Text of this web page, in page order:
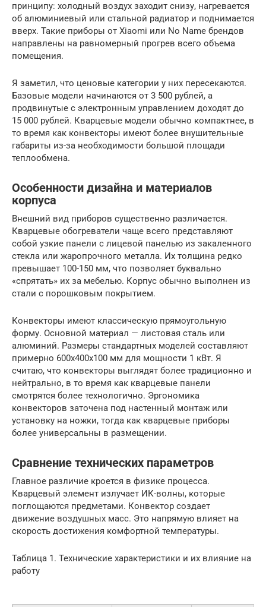
принципу: холодный воздух заходит снизу, нагревается
об алюминиевый или стальной радиатор и поднимается
вверх. Такие приборы от Xiaomi или No Name брендов
направлены на равномерный прогрев всего объема
помещения.
Я заметил, что ценовые категории у них пересекаются.
Базовые модели начинаются от 3 500 рублей, а
продвинутые с электронным управлением доходят до
15 000 рублей. Кварцевые модели обычно компактнее, в
то время как конвекторы имеют более внушительные
габариты из-за необходимости большой площади
теплообмена.
Особенности дизайна и материалов
корпуса
Внешний вид приборов существенно различается.
Кварцевые обогреватели чаще всего представляют
собой узкие панели с лицевой панелью из закаленного
стекла или жаропрочного металла. Их толщина редко
превышает 100-150 мм, что позволяет буквально
«спрятать» их за мебелью. Корпус обычно выполнен из
стали с порошковым покрытием.
Конвекторы имеют классическую прямоугольную
форму. Основной материал — листовая сталь или
алюминий. Размеры стандартных моделей составляют
примерно 600х400х100 мм для мощности 1 кВт. Я
считаю, что конвекторы выглядят более традиционно и
нейтрально, в то время как кварцевые панели
смотрятся более технологично. Эргономика
конвекторов заточена под настенный монтаж или
установку на ножки, тогда как кварцевые приборы
более универсальны в размещении.
Сравнение технических параметров
Главное различие кроется в физике процесса.
Кварцевый элемент излучает ИК-волны, которые
поглощаются предметами. Конвектор создает
движение воздушных масс. Это напрямую влияет на
скорость достижения комфортной температуры.
Таблица 1. Технические характеристики и их влияние на
работу